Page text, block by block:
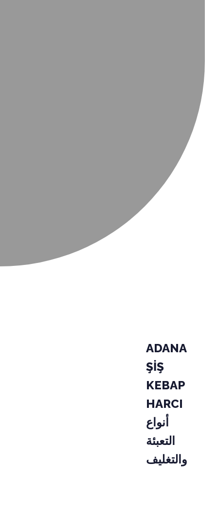
ADANA
ŞİŞ
KEBAP
HARCI
أنواع
التعبئة
والتغليف